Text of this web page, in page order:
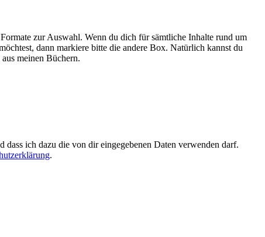
zur Auswahl. Wenn du dich für sämtliche Inhalte rund um
dann markiere bitte die andere Box. Natürlich kannst du
meinen Büchern.
ich dazu die von dir eingegebenen Daten verwenden darf.
.